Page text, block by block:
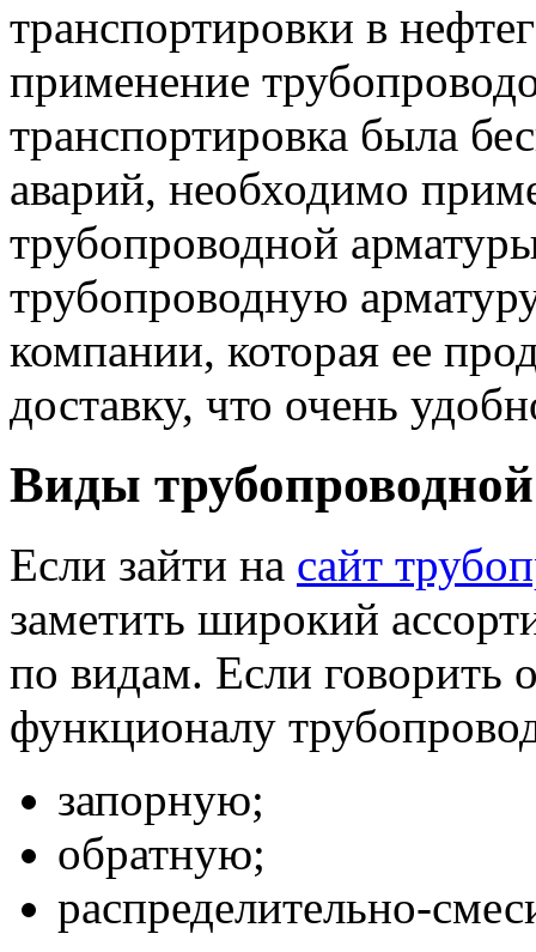
транспортировки в
применение
транспортировка была
аварий, необходимо
трубопроводной
трубопроводную
компании, которая ее
доставку, что очень
Виды
Если зайти на сайт
заметить широкий
по видам. Если говорить
функционалу
запорную;
обратную;
распределительно-